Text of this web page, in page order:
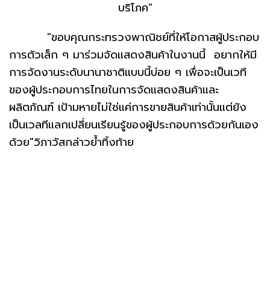
"ขอบคุณกระทรวงพาณิชย์ที่ให้โอกาสผู้ประกอบ
การตัวเล็ก ๆ มาร่วมจัดแสดงสินค้าในงานนี้ อยากให้มี
การจัดงานระดับนานาชาติแบบนี้บ่อย ๆ เพื่อจะเป็นเวที
ของผู้ประกอบการไทยในการจัดแสดงสินค้าและ
ผลิตภัณฑ์ เป้ามหายไม่ใช่แค่การขายสินค้าเท่านั้นแต่ยัง
เป็นเวลทีแลกเปลี่ยนเรียนรู้ของผู้ประกอบการด้วยกันเอง
ด้วย"วิภาวัสกล่าวย้ำทิ้งท้าย